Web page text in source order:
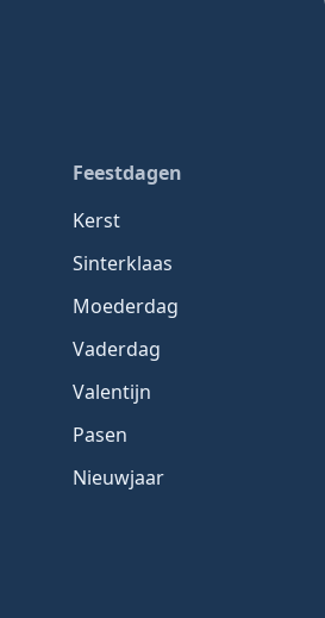
Feestdagen
Kerst
Sinterklaas
Moederdag
Vaderdag
Valentijn
Pasen
Nieuwjaar